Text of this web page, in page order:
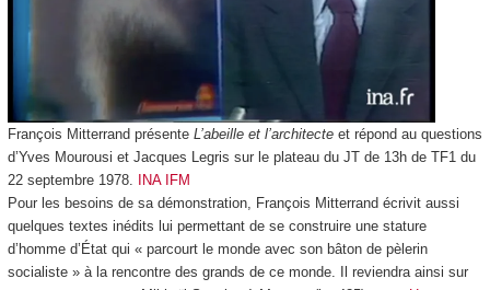
François Mitterrand présente L’abeille et l’architecteet répond au questions
d’Yves Mourousi et Jacques Legris sur le plateau du JT de 13h de TF1 du
22 septembre 1978.
INA IFM
Pour les besoins de sa démonstration, François Mitterrand écrivit aussi
quelques textes inédits lui permettant de se construire une stature
d’homme d’État qui « parcourt le monde avec son bâton de pèlerin
socialiste » à la rencontre des grands de ce monde. Il reviendra ainsi sur